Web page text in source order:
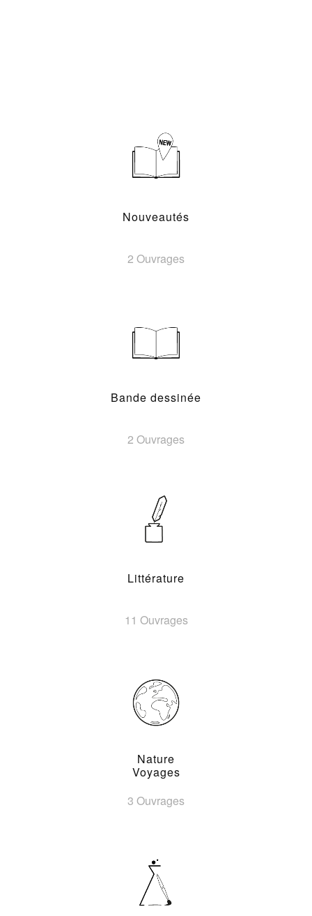
Nouveautés
2 Ouvrages
Bande dessinée
2 Ouvrages
Littérature
11 Ouvrages
Nature
Voyages
3 Ouvrages